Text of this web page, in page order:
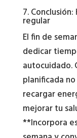
7.
regular
El fin de
dedicar
autocuidado.
planificada
recargar
mejorar tu
**Incorpora